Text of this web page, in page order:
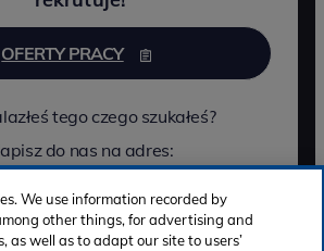
OFERTY PRACY
tego czego szukałeś?
do nas na adres:
martins.com
We use information recorded by
other things, for advertising and
as well as to adapt our site to users’